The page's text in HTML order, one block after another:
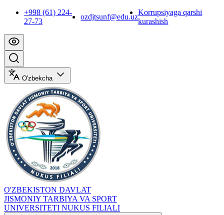
+998 (61) 224-
27-73
ozdjtsunf@edu.uz
Korrupsiyaga qarshi
kurashish
O'zbekcha
O'ZBEKISTON DAVLAT
JISMONIY TARBIYA VA SPORT
UNIVERSITETI NUKUS FILIALI